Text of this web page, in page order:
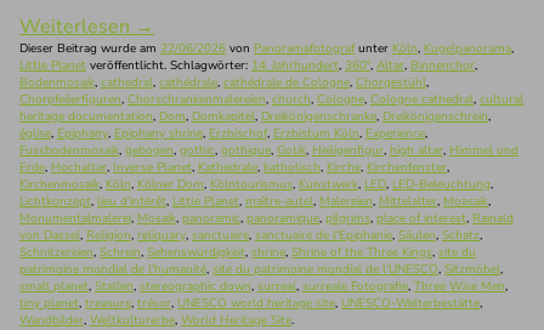
Weiterlesen →
Dieser Beitrag wurde am 22/06/2026 von Panoramafotografunter Köln, Kugelpanorama,
Little Planet veröffentlicht. Schlagwörter: 14. Jahrhundert, 360°, Altar, Binnenchor,
Bodenmosaik, cathedral, cathédrale, cathédrale de Cologne, Chorgestühl,
Chorpfeilerfiguren, Chorschrankenmalereien, church, Cologne, Cologne cathedral, cultural
heritage documentation, Dom, Domkapitel, Dreikönigenschranke, Dreikönigenschrein,
église, Epiphany, Epiphany shrine, Erzbischof, Erzbistum Köln, Experience,
Fussbodenmosaik, gebogen, gothic, gothique, Gotik, Heiligenfigur, high altar, Himmel und
Erde, Hochaltar, Inverse Planet, Kathedrale, katholisch, Kirche, Kirchenfenster,
Kirchenmosaik, Köln, Kölner Dom, Kölntourismus, Kunstwerk, LED, LED-Beleuchtung,
Lichtkonzept, lieu d'intérêt, Little Planet, maître-autel, Malereien, Mittelalter, Moasaik,
Monumentalmalerei, Mosaik, panoramic, panoramique, pilgrims, place of interest, Rainald
von Dassel, Religion, reliquary, sanctuaire, sanctuaire de l'Epiphanie, Säulen, Schatz,
Schnitzereien, Schrein, Sehenswürdigkeit, shrine, Shrine of the Three Kings, site du
patrimoine mondial de l'humanité, site du patrimoine mondial de l'UNESCO, Sitzmöbel,
small planet, Stallen, stereographic down, surreal, surreale Fotografie, Three Wise Men,
tiny planet, treasure, trésor, UNESCO world heritage site, UNESCO-Welterbestätte,
Wandbilder, Weltkulturerbe, World Heritage Site.